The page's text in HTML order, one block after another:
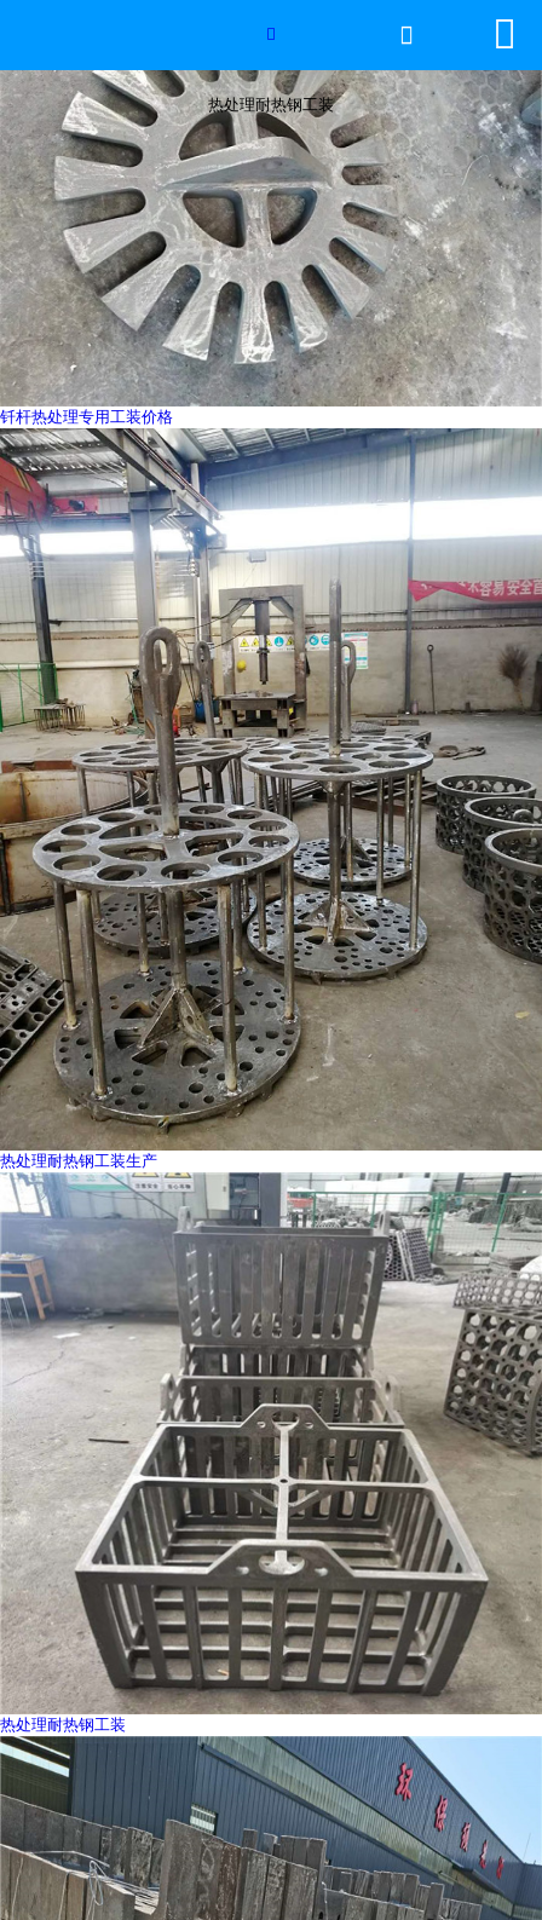
网站首页
2026年国际足联世界杯
产品中心
服务优势
新闻资讯
工程案例
厂容厂景
荣誉资质

热处理耐热钢工装
 
钎杆热处理专用工装价格
热处理耐热钢工装生产
热处理耐热钢工装